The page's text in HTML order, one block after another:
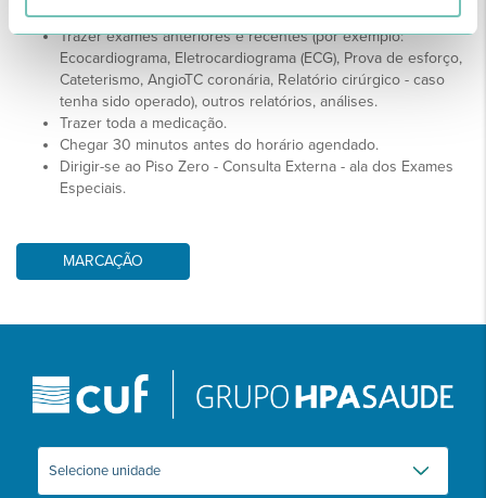
Trazer exames anteriores e recentes (por exemplo:
Ecocardiograma, Eletrocardiograma (ECG), Prova de esforço,
Cateterismo, AngioTC coronária, Relatório cirúrgico - caso
tenha sido operado), outros relatórios, análises.
Trazer toda a medicação.
Chegar 30 minutos antes do horário agendado.
Dirigir-se ao Piso Zero - Consulta Externa - ala dos Exames
Especiais.
MARCAÇÃO